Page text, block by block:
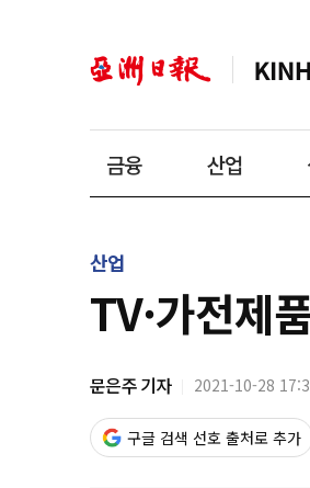
금융 산업
산업
TV·가전제
문은주 기자 2021-10-28
구글 검색 선호 출처로 추가